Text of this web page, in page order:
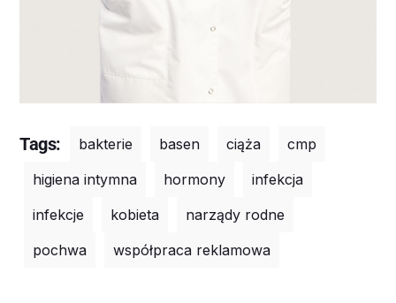
Tags: bakterie basen ciąża
cmp
higiena intymna
hormony
infekcja
infekcje
kobieta
narządy rodne
pochwa
współpraca reklamowa